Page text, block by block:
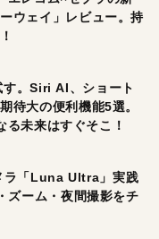
ウェイ」レビュー。持
。Siri AI、ショート
待大の便利機能5選。
未来はすぐそこ！
ラ「Luna Ultra」実践
ズーム・夜間撮影をチ